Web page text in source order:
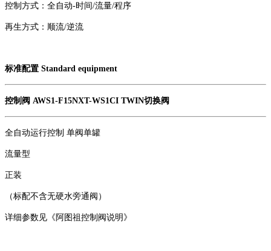
控制方式：全自动-时间/流量/程序
再生方式：顺流/逆流
标准配置 Standard equipment
控制阀 AWS1-F15NXT-WS1CI TWIN切换阀
全自动运行控制 单阀单罐
流量型
正装
（标配不含无硬水旁通阀）
详细参数见《阿图祖控制阀说明》